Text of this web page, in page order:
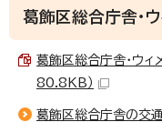
葛飾区総合庁舎・
葛飾区総合庁舎・ウ
80.8KB）
葛飾区総合庁舎の交通